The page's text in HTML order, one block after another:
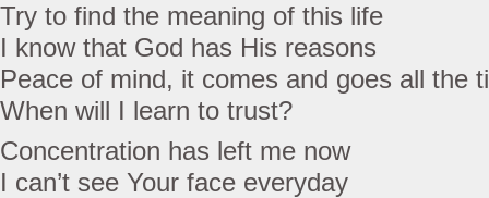
Try to find the meaning of this life
I know that God has His reasons
Peace of mind, it comes and goes all the
When will I learn to trust?
Concentration has left me now
I can’t see Your face everyday